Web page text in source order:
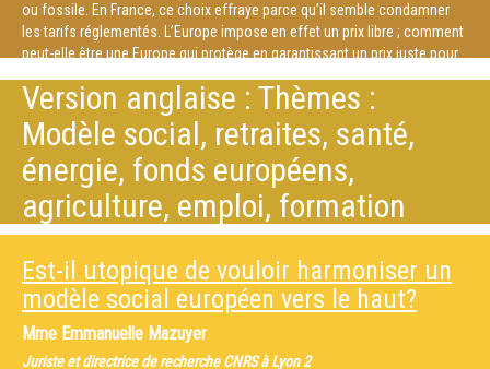
ou fossile. En France, ce choix effraye parce qu’il semble condamner
les tarifs réglementés. L’Europe impose en effet un prix libre ; comment
peut-elle être une Europe qui protège en garantissant un prix juste pour
augmenter la précarité énergétique? C’est à ces questions que tenteront
de répondre des praticiens de l’Europe de l’énergie.
Version anglaise : Thèmes :
Modèle social, retraites, santé,
énergie, fonds européens,
agriculture, emploi, formation
Est-il utopique de vouloir harmoniser un
modèle social européen vers le haut?
Mme Emmanuelle Mazuyer
Juriste et directrice de recherche CNRS à Lyon 2